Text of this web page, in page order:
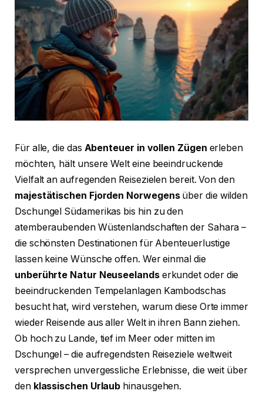
Für alle, die das Abenteuer in vollen Zügen erleben
möchten, hält unsere Welt eine beeindruckende
Vielfalt an aufregenden Reisezielen bereit. Von den
majestätischen Fjorden Norwegensüber die wilden
Dschungel Südamerikas bis hin zu den
atemberaubenden Wüstenlandschaften der Sahara –
die schönsten Destinationen für Abenteuerlustige
lassen keine Wünsche offen. Wer einmal die
unberührte Natur Neuseelandserkundet oder die
beeindruckenden Tempelanlagen Kambodschas
besucht hat, wird verstehen, warum diese Orte immer
wieder Reisende aus aller Welt in ihren Bann ziehen.
Ob hoch zu Lande, tief im Meer oder mitten im
Dschungel – die aufregendsten Reiseziele weltweit
versprechen unvergessliche Erlebnisse, die weit über
den klassischen Urlaub hinausgehen.